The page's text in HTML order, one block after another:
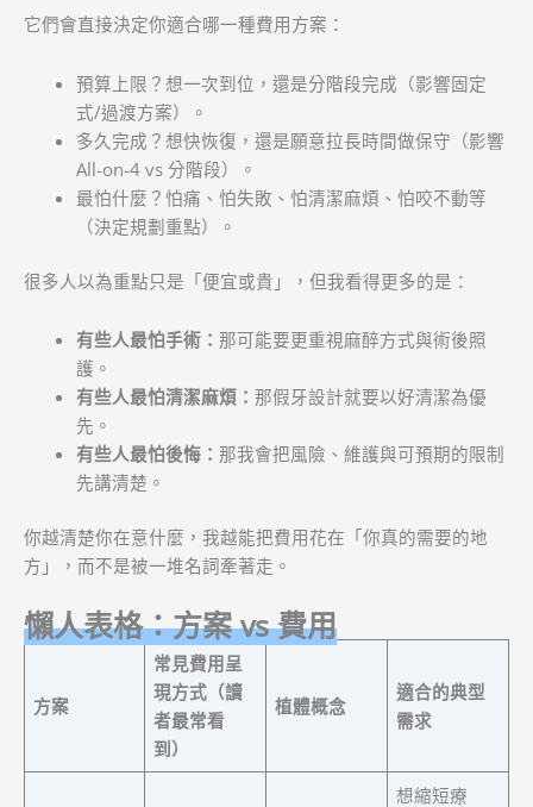
它們會直接決定你適合哪一種費用方案：
預算上限？想一次到位，還是分階段完成（影響固定
式/過渡方案）。
多久完成？想快恢復，還是願意拉長時間做保守（影響
All-on-4 vs 分階段）。
最怕什麼？怕痛、怕失敗、怕清潔麻煩、怕咬不動等
（決定規劃重點）。
很多人以為重點只是「便宜或貴」，但我看得更多的是：
有些人最怕手術： 那可能要更重視麻醉方式與術後照
護。
有些人最怕清潔麻煩： 那假牙設計就要以好清潔為優
先。
有些人最怕後悔： 那我會把風險、維護與可預期的限制
先講清楚。
你越清楚你在意什麼，我越能把費用花在「你真的需要的地
方」，而不是被一堆名詞牽著走。
懶人表格：方案 vs 費用
方案
常見費用呈
現方式（讀
者最常看
到）
植體概念
適合的典型
需求
想縮短療